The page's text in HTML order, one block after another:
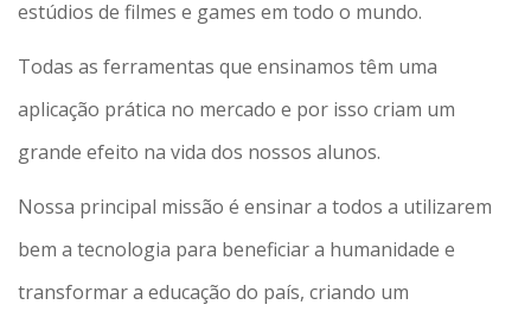
estúdios de filmes e games em todo o mundo.
Todas as ferramentas que ensinamos têm uma
aplicação prática no mercado e por isso criam um
grande efeito na vida dos nossos alunos.
Nossa principal missão é ensinar a todos a utilizarem
bem a tecnologia para beneficiar a humanidade e
transformar a educação do país, criando um